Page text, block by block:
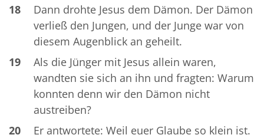
18
Dann drohte Jesus dem Dämon. Der Dämon
verließ den Jungen, und der Junge war von
diesem Augenblick an geheilt.
19
Als die Jünger mit Jesus allein waren,
wandten sie sich an ihn und fragten: Warum
konnten denn wir den Dämon nicht
austreiben?
20
Er antwortete: Weil euer Glaube so klein ist.